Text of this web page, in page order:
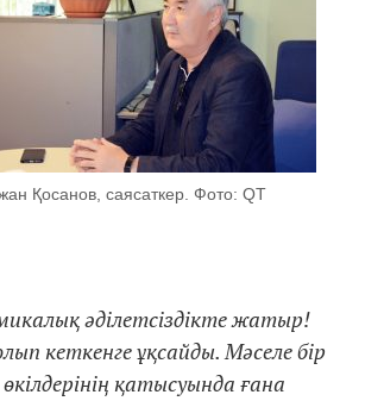
Қосанов, саясаткер. Фото: QT
әділетсіздікте жатыр!
кеткенге ұқсайды. Мәселе бір
қатысуында ғана